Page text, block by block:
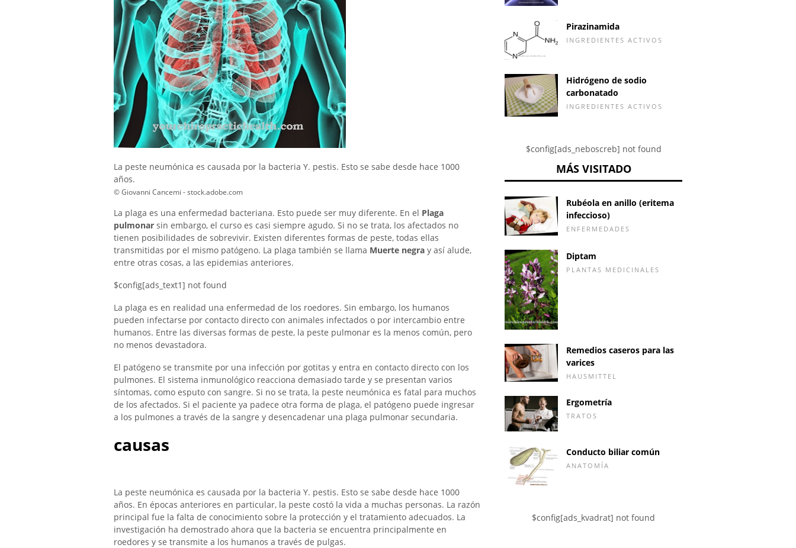
La peste neumónica es causada por la bacteria Y. pestis. Esto se sabe desde hace 1000
años.
© Giovanni Cancemi - stock.adobe.com
La plaga es una enfermedad bacteriana. Esto puede ser muy diferente. En el Plaga
pulmonar sin embargo, el curso es casi siempre agudo. Si no se trata, los afectados no
tienen posibilidades de sobrevivir. Existen diferentes formas de peste, todas ellas
transmitidas por el mismo patógeno. La plaga también se llama Muerte negra y así alude,
entre otras cosas, a las epidemias anteriores.
$config[ads_text1] not found
La plaga es en realidad una enfermedad de los roedores. Sin embargo, los humanos
pueden infectarse por contacto directo con animales infectados o por intercambio entre
humanos. Entre las diversas formas de peste, la peste pulmonar es la menos común, pero
no menos devastadora.
El patógeno se transmite por una infección por gotitas y entra en contacto directo con los
pulmones. El sistema inmunológico reacciona demasiado tarde y se presentan varios
síntomas, como esputo con sangre. Si no se trata, la peste neumónica es fatal para muchos
de los afectados. Si el paciente ya padece otra forma de plaga, el patógeno puede ingresar
a los pulmones a través de la sangre y desencadenar una plaga pulmonar secundaria.
causas
La peste neumónica es causada por la bacteria Y. pestis. Esto se sabe desde hace 1000
años. En épocas anteriores en particular, la peste costó la vida a muchas personas. La razón
principal fue la falta de conocimiento sobre la protección y el tratamiento adecuados. La
investigación ha demostrado ahora que la bacteria se encuentra principalmente en
roedores y se transmite a los humanos a través de pulgas.
Pirazinamida
INGREDIENTES ACTIVOS
Hidrógeno de sodio
carbonatado
INGREDIENTES ACTIVOS
$config[ads_neboscreb] not found
MÁS VISITADO
Rubéola en anillo (eritema
infeccioso)
ENFERMEDADES
Diptam
PLANTAS MEDICINALES
Remedios caseros para las
varices
HAUSMITTEL
Ergometría
TRATOS
Conducto biliar común
ANATOMÍA
$config[ads_kvadrat] not found